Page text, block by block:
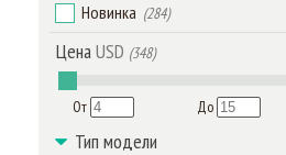
Новинка (284)
ЦенаUSD (348)
От До
Тип модели